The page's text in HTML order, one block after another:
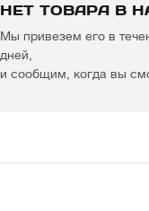
НЕТ ТОВАРА В
Мы привезем его в
дней,
и сообщим, когда вы